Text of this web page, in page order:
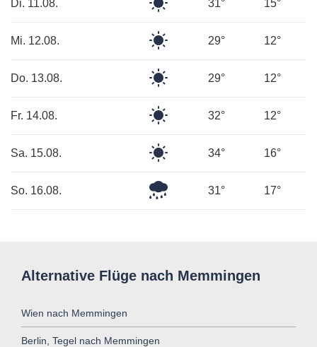
Di. 11.08. 31° 15°
Mi. 12.08. 29° 12°
Do. 13.08. 29° 12°
Fr. 14.08. 32° 12°
Sa. 15.08. 34° 16°
So. 16.08. 31° 17°
Alternative Flüge nach Memmingen
Wien nach Memmingen
Berlin, Tegel nach Memmingen